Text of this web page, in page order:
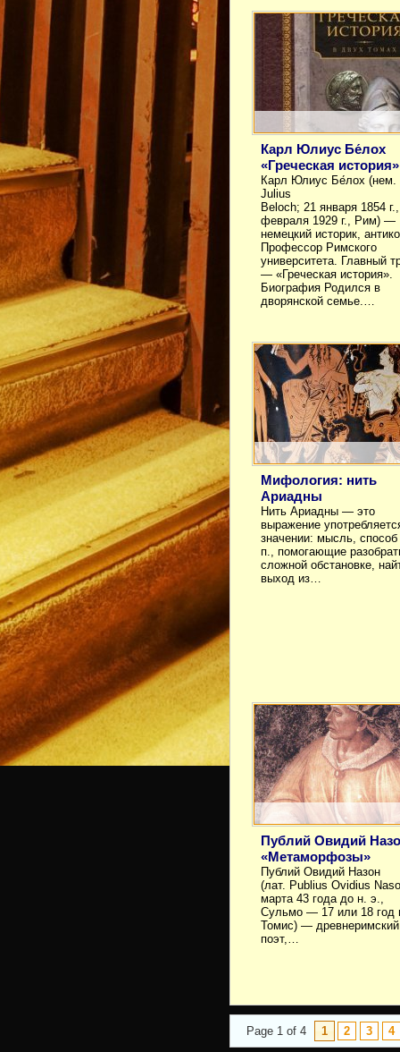
Карл Юлиус Бе́лох
«Греческая история»
Карл Юлиус Бе́лох (нем.
Julius
Beloch; 21 января 1854
февраля 1929 г., Рим) —
немецкий историк,
Профессор Римского
университета. Главный
— «Греческая история».
Биография Родился в
дворянской семье.…
Мифология: нить
Ариадны
Нить Ариадны — это
выражение
значении: мысль, способ
п., помогающие
сложной обстановке,
выход из…
Публий Овидий
«Метаморфозы»
Публий Овидий Назон
(лат. Publius Ovidius
марта 43 года до н. э.,
Сульмо — 17 или 18 год
Томис) — древнеримский
поэт,…
Page 1 of 4 1 2 3 4